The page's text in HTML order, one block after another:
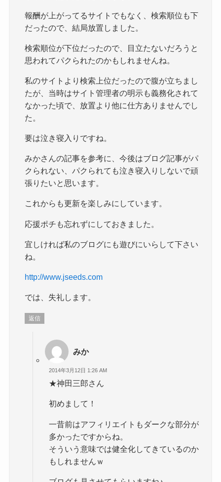
報酬が上がってるサイトでもなく、検索順位も下
だったので、結局放置しました。
検索順位が下位だったので、目立たないだろうと
思われてパクられたのかもしれませんね。
私のサイトより検索上位だったので腹が立ちまし
たが、当時はサイト管理者の明示も義務化されて
なかった頃で、放置より他に仕方ありませんでし
た。
要は泣き寝入りですね。
みかさんの記事を参考に、今後はブログ記事がパ
クられない、パクられても泣き寝入りしないで頑
張りたいと思います。
これからも更新を楽しみにしています。
応援ポチも忘れずにしておきました。
宜しければ私のブログにも遊びにいらして下さい
ね。
http://www.jseeds.com
では、失礼します。
返信
みか
2014年3月12日 1:26 AM
★神田三郎さん
初めまして！
一昔前はアフィリエイトもダークな部分が
多かったですからね。
そういう意味では健全化してきているのか
もしれませんｗ